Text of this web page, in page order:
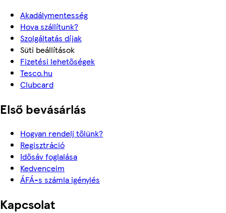
Akadálymentesség
Hova szállítunk?
Szolgáltatás díjak
Süti beállítások
Fizetési lehetőségek
Tesco.hu
Clubcard
Első bevásárlás
Hogyan rendelj tőlünk?
Regisztráció
Idősáv foglalása
Kedvenceim
ÁFÁ-s számla igénylés
Kapcsolat